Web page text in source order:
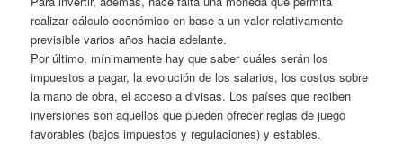
realizar cálculo económico en base a un valor relativamente
previsible varios años hacia adelante.
Por último, mínimamente hay que saber cuáles serán los
impuestos a pagar, la evolución de los salarios, los costos sobre
la mano de obra, el acceso a divisas. Los países que reciben
inversiones son aquellos que pueden ofrecer reglas de juego
favorables (bajos impuestos y regulaciones) y estables.